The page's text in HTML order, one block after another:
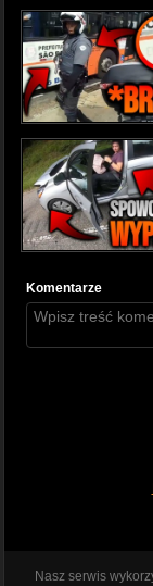
Komentarze
Nasz serwis